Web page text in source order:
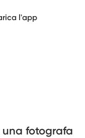
l'app
una fotografa